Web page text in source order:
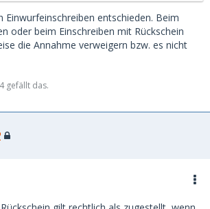
Einwurfeinschreiben entschieden. Beim
oder beim Einschreiben mit Rückschein
die Annahme verweigern bzw. es nicht
gefällt das.